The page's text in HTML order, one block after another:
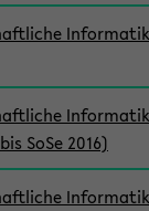
SoSe 2016)